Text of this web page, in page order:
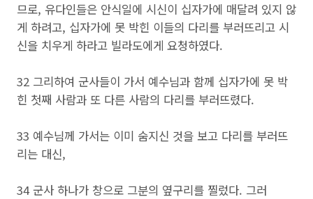
므로, 유다인들은 안식일에 시신이 십자가에 매달려 있지 않
게 하려고, 십자가에 못 박힌 이들의 다리를 부러뜨리고 시
신을 치우게 하라고 빌라도에게 요청하였다.
32 그리하여 군사들이 가서 예수님과 함께 십자가에 못 박
힌 첫째 사람과 또 다른 사람의 다리를 부러뜨렸다.
33 예수님께 가서는 이미 숨지신 것을 보고 다리를 부러뜨
리는 대신,
34 군사 하나가 창으로 그분의 옆구리를 찔렀다. 그러